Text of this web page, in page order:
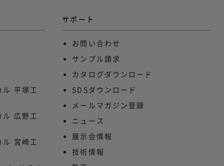
ル 平塚工
ル 広野工
ル 宮崎工
サポート
お問い合わせ
サンプル請求
カタログダウンロード
SDSダウンロード
メールマガジン登録
ニュース
展示会情報
技術情報